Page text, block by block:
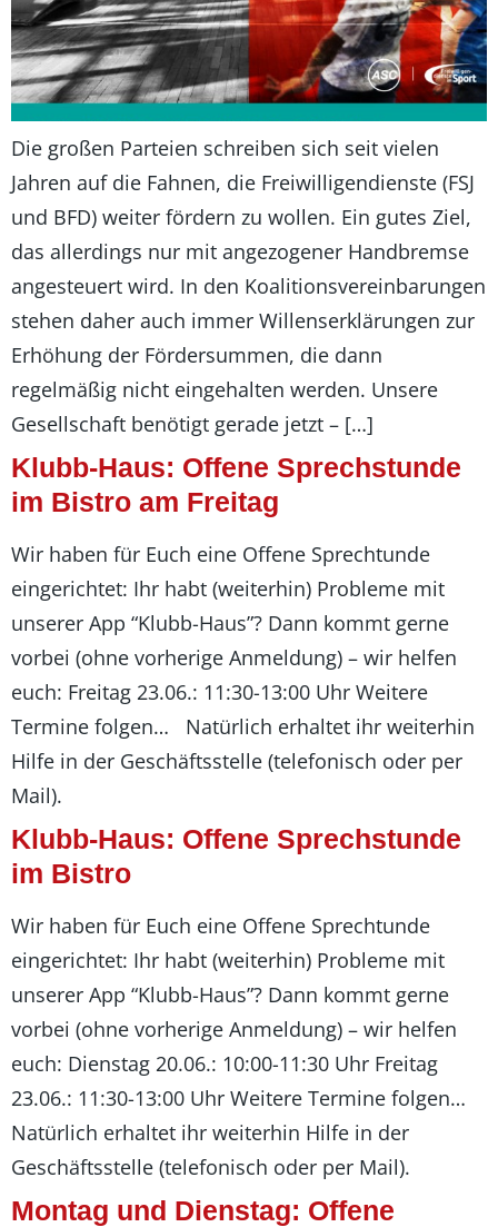
Die großen Parteien schreiben sich seit vielen
Jahren auf die Fahnen, die Freiwilligendienste (FSJ
und BFD) weiter fördern zu wollen. Ein gutes Ziel,
das allerdings nur mit angezogener Handbremse
angesteuert wird. In den Koalitionsvereinbarungen
stehen daher auch immer Willenserklärungen zur
Erhöhung der Fördersummen, die dann
regelmäßig nicht eingehalten werden. Unsere
Gesellschaft benötigt gerade jetzt – […]
Klubb-Haus: Offene Sprechstunde
im Bistro am Freitag
Wir haben für Euch eine Offene Sprechtunde
eingerichtet: Ihr habt (weiterhin) Probleme mit
unserer App “Klubb-Haus”? Dann kommt gerne
vorbei (ohne vorherige Anmeldung) – wir helfen
euch: Freitag 23.06.: 11:30-13:00 Uhr Weitere
Termine folgen… Natürlich erhaltet ihr weiterhin
Hilfe in der Geschäftsstelle (telefonisch oder per
Mail).
Klubb-Haus: Offene Sprechstunde
im Bistro
Wir haben für Euch eine Offene Sprechtunde
eingerichtet: Ihr habt (weiterhin) Probleme mit
unserer App “Klubb-Haus”? Dann kommt gerne
vorbei (ohne vorherige Anmeldung) – wir helfen
euch: Dienstag 20.06.: 10:00-11:30 Uhr Freitag
23.06.: 11:30-13:00 Uhr Weitere Termine folgen…
Natürlich erhaltet ihr weiterhin Hilfe in der
Geschäftsstelle (telefonisch oder per Mail).
Montag und Dienstag: Offene